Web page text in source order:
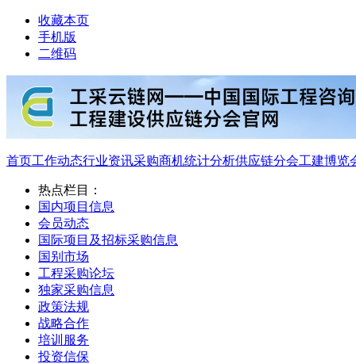
收藏本页
手机版
二维码
首页工作动态行业资讯采购商机统计分析供应链分会工建博览
热点栏目：
国内项目信息
会员动态
国际项目及招标采购信息
国别市场
工程采购论坛
独家采购信息
政策法规
战略合作
培训服务
投资信保